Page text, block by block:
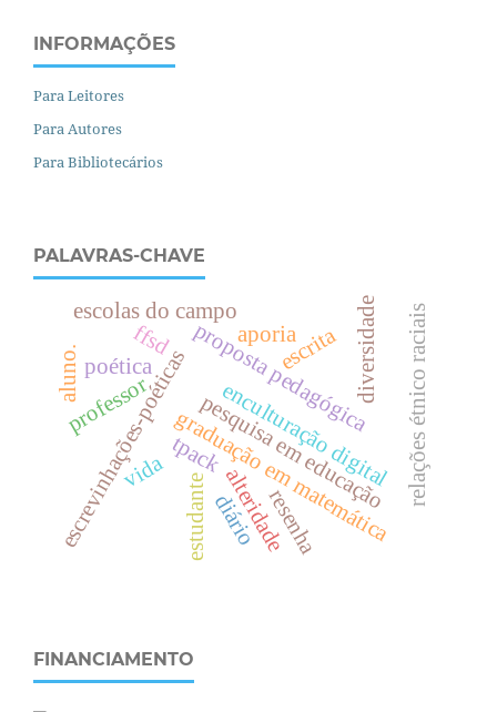
INFORMAÇÕES
Para Leitores
Para Autores
Para Bibliotecários
PALAVRAS-CHAVE
proposta pedagógica
enculturação digital
pesquisa em educação
escrita
escrevinhações-poéticas diversidade
graduação em matemática
tpack
alteridade
poética relações étnico raciais
escolas do campo
ffsd
vida
professor
aluno.
resenha
estudante diário
aporia
FINANCIAMENTO